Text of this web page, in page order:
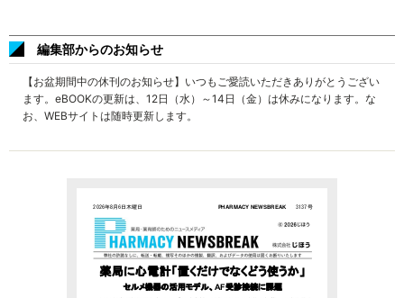
編集部からのお知らせ
【お盆期間中の休刊のお知らせ】いつもご愛読いただきありがとうござい
ます。eBOOKの更新は、12日（水）～14日（金）は休みになります。な
お、WEBサイトは随時更新します。